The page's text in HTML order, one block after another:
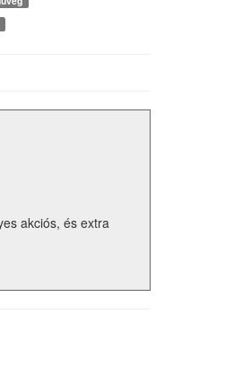
akciós, és extra